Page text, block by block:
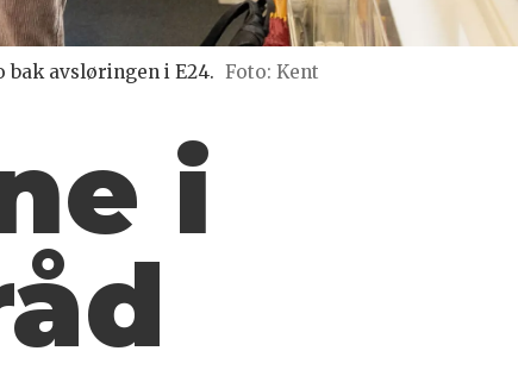
bak avsløringen i E24. Foto: Kent
i